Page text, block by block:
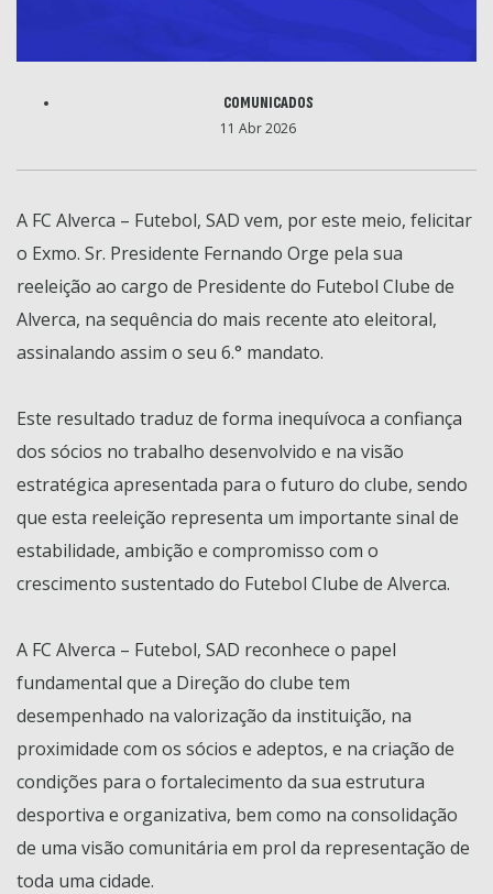
COMUNICADOS
11 Abr 2026
A FC Alverca – Futebol, SAD vem, por este meio, felicitar
o Exmo. Sr. Presidente Fernando Orge pela sua
reeleição ao cargo de Presidente do Futebol Clube de
Alverca, na sequência do mais recente ato eleitoral,
assinalando assim o seu 6.° mandato.
Este resultado traduz de forma inequívoca a confiança
dos sócios no trabalho desenvolvido e na visão
estratégica apresentada para o futuro do clube, sendo
que esta reeleição representa um importante sinal de
estabilidade, ambição e compromisso com o
crescimento sustentado do Futebol Clube de Alverca.
A FC Alverca – Futebol, SAD reconhece o papel
fundamental que a Direção do clube tem
desempenhado na valorização da instituição, na
proximidade com os sócios e adeptos, e na criação de
condições para o fortalecimento da sua estrutura
desportiva e organizativa, bem como na consolidação
de uma visão comunitária em prol da representação de
toda uma cidade.